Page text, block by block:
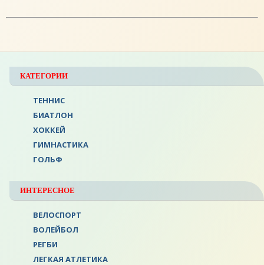
КАТЕГОРИИ
ТЕННИС
БИАТЛОН
ХОККЕЙ
ГИМНАСТИКА
ГОЛЬФ
ИНТЕРЕСНОЕ
ВЕЛОСПОРТ
ВОЛЕЙБОЛ
РЕГБИ
ЛЕГКАЯ АТЛЕТИКА